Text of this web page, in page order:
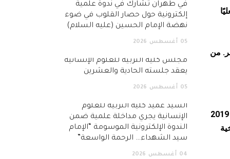
من
تستمر أزمة المناخ بلا هوادة ويتهرب المجتمع العالمي من الالتزام الكامل المطلوب لعكس مسارها. تم تسجيل العقد 2010 – 2019
في طهران تشارك في ندوة علمية
إلكترونية حول حصار القلوب في ضوء
نهضة الإمام الحسين (عليه السلام)
05 أغسطس 2026
مجلس كلية التربية للعلوم الإنسانية
يعقد جلسته الحادية والعشرين
05 أغسطس 2026
السيد عميد كلية التربية للعلوم
الإنسانية يجري مداخلة علمية ضمن
الندوة الإلكترونية الموسومة “الإمام
سيد الشهداء… الرحمة الواسعة”
04 أغسطس 2026